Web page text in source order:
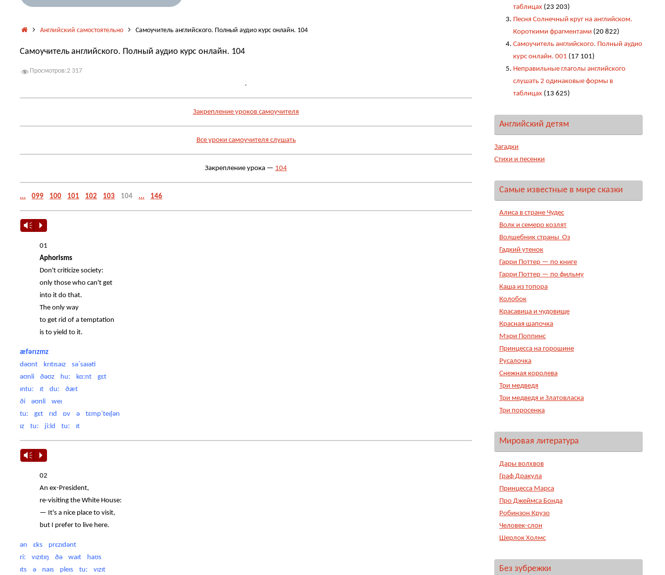
Главная
Английский самостоятельно Самоучитель английского. Полный аудио курс онлайн. 104
Самоучитель английского. Полный аудио курс онлайн. 104
Просмотров:2 317
.
Закрепление уроков самоучителя
Все уроки самоучителя слушать
Закрепление урока — 104
... 099 100 101 102 103 104 ... 146
Vm P
01
Aphorisms
Don't criticize society:
only those who can't get
into it do that.
The only way
to get rid of a temptation
is to yield to it.
æfərɪzmz
dəʊnt krɪtɪsaɪz səˈsaɪəti
əʊnli ðəʊz huː kɑːnt gɛt
ɪntuː ɪt duː ðæt
ði əʊnli weɪ
tuː gɛt rɪd ɒv ə tɛmpˈteɪʃən
ɪz tuː jiːld tuː ɪt
Vm P
02
An ex-President,
re-visiting the White House:
— It's a nice place to visit,
but I prefer to live here.
ən ɛks prɛzɪdənt
riː vɪzɪtɪŋ ðə waɪt haʊs
ɪts ə naɪs pleɪs tuː vɪzɪt
таблицах (23 203)
Песня Солнечный круг на английском.
Короткими фрагментами (20 822)
Самоучитель английского. Полный аудио
курс онлайн. 001 (17 101)
Неправильные глаголы английского
слушать 2 одинаковые формы в
таблицах (13 625)
Английский детям
Загадки
Стихи и песенки
Самые известные в мире сказки
Алиса в стране Чудес
Волк и семеро козлят
Волшебник страны Оз
Гадкий утенок
Гарри Поттер — по книге
Гарри Поттер — по фильму
Каша из топора
Колобок
Красавица и чудовище
Красная шапочка
Мэри Поппинс
Принцесса на горошине
Русалочка
Снежная королева
Три медведя
Три медведя и Златовласка
Три поросенка
Мировая литература
Дары волхвов
Граф Дракула
Принцесса Марса
Про Джеймса Бонда
Робинзон Крузо
Человек-слон
Шерлок Холмс
Без зубрежки